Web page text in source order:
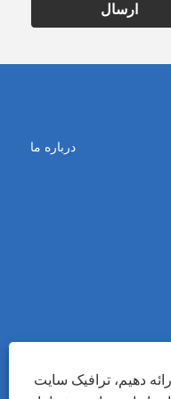
ارسال
درباره ما
دهیم، ترافیک سایت